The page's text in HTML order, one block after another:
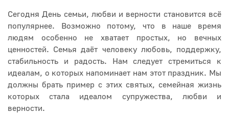
Сегодня День семьи, любви и верности становится всё
популярнее. Возможно потому, что в наше время
людям особенно не хватает простых, но вечных
ценностей. Семья даёт человеку любовь, поддержку,
стабильность и радость. Нам следует стремиться к
идеалам, о которых напоминает нам этот праздник. Мы
должны брать пример с этих святых, семейная жизнь
которых стала идеалом супружества, любви и
верности.